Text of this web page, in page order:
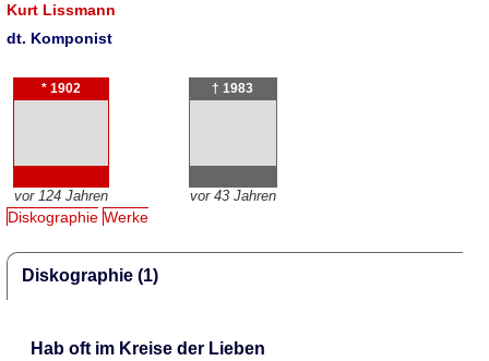
Kurt Lissmann
dt. Komponist
* 1902
vor 124 Jahren
† 1983
vor 43 Jahren
Diskographie Werke
Diskographie (1)
Hab oft im Kreise der Lieben